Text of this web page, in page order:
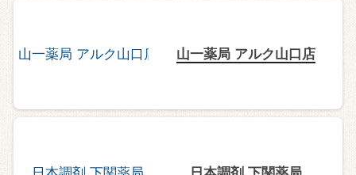
山一薬局 アルク山口店